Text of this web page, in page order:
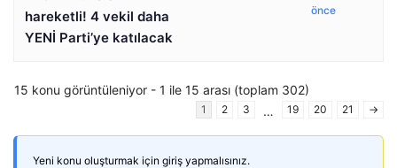
hareketli! 4 vekil daha
YENİ Parti’ye katılacak
önce
15 konu görüntüleniyor - 1 ile 15 arası (toplam 302)
1 2 3 … 19 20 21 →
Yeni konu oluşturmak için giriş yapmalısınız.